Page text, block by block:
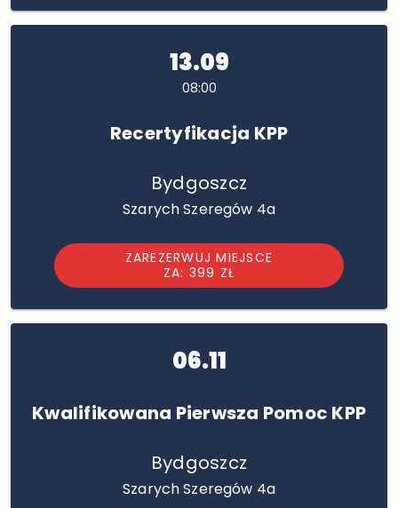
13.09
08:00
Recertyfikacja KPP
Bydgoszcz
Szarych Szeregów 4a
ZAREZERWUJ MIEJSCE
ZA: 399 ZŁ
06.11
Kwalifikowana Pierwsza Pomoc KPP
Bydgoszcz
Szarych Szeregów 4a